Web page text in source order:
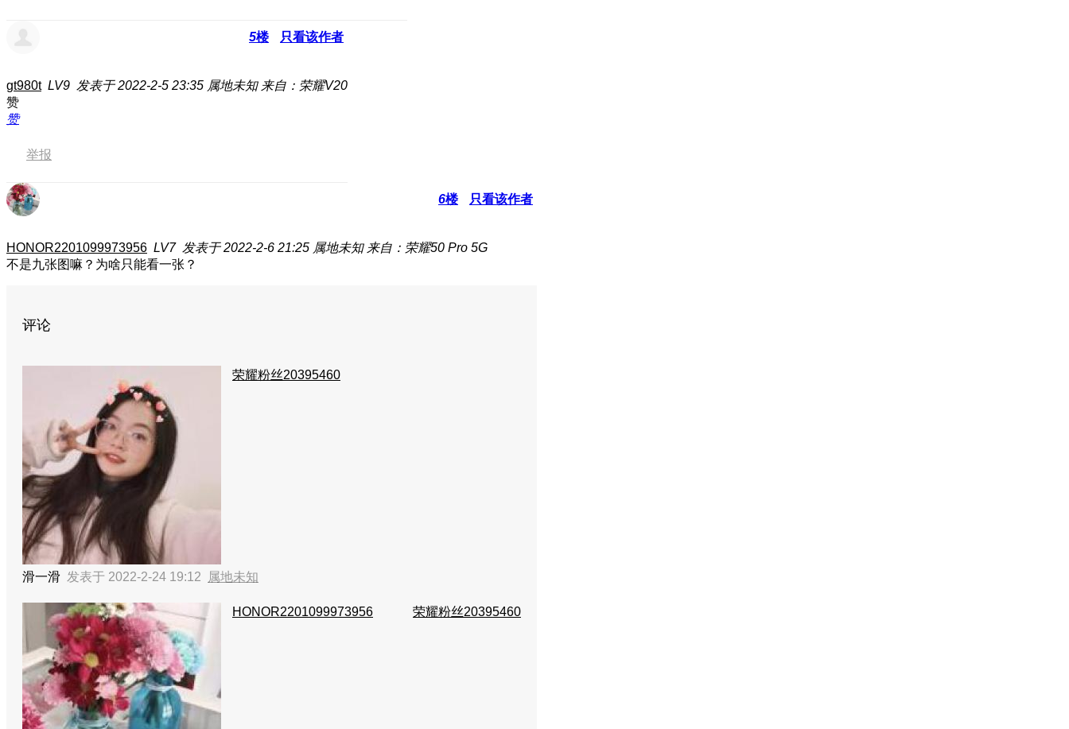
5楼 只看该作者
gt980t LV9 发表于 2022-2-5 23:35 属地未知 来自：荣耀V20
赞
赞
举报
6楼 只看该作者
HONOR2201099973956 LV7 发表于 2022-2-6 21:25 属地未知 来自：荣耀50 Pro 5G
不是九张图嘛？为啥只能看一张？
评论
荣耀粉丝20395460
滑一滑 发表于 2022-2-24 19:12 属地未知
HONOR2201099973956 荣耀粉丝20395460